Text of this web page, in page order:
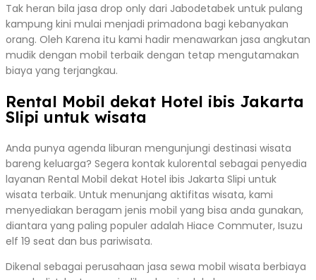
Tak heran bila jasa drop only dari Jabodetabek untuk pulang
kampung kini mulai menjadi primadona bagi kebanyakan
orang. Oleh Karena itu kami hadir menawarkan jasa angkutan
mudik dengan mobil terbaik dengan tetap mengutamakan
biaya yang terjangkau.
Rental Mobil dekat Hotel ibis Jakarta
Slipi untuk wisata
Anda punya agenda liburan mengunjungi destinasi wisata
bareng keluarga? Segera kontak kulorental sebagai penyedia
layanan Rental Mobil dekat Hotel ibis Jakarta Slipi untuk
wisata terbaik. Untuk menunjang aktifitas wisata, kami
menyediakan beragam jenis mobil yang bisa anda gunakan,
diantara yang paling populer adalah Hiace Commuter, Isuzu
elf 19 seat dan bus pariwisata.
Dikenal sebagai perusahaan jasa sewa mobil wisata berbiaya